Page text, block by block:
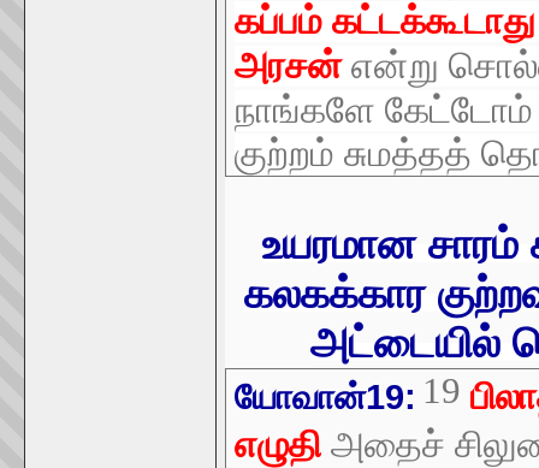
கப்பம்
அரசன்என்று
நாங்களே கேட்டோம்
குற்றம் சுமத்தத்
உயரமான சாரம்
கலகக்கார
அட்டையில்
யோவான்19: 19
எழுதிஅதைச்